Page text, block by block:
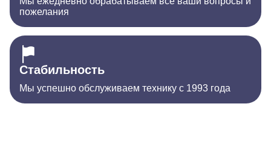
пожелания
Стабильность
Мы успешно обслуживаем технику с 1993 года